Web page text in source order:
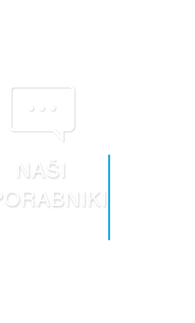
NAŠI